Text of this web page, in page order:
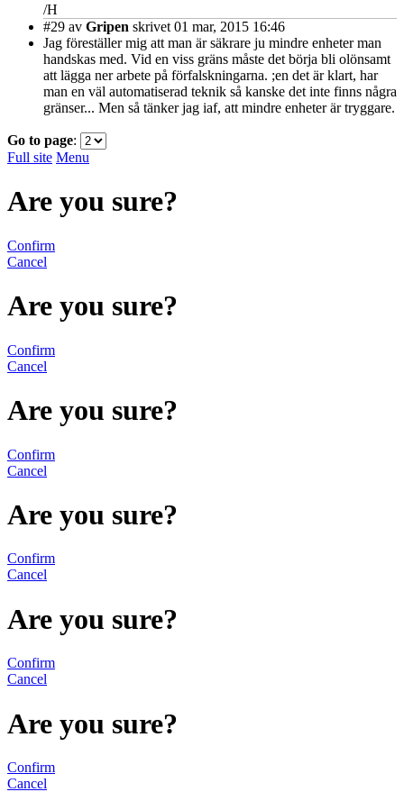
/H
#29 av Gripen skrivet 01 mar, 2015 16:46
Jag föreställer mig att man är säkrare ju mindre enheter man
handskas med. Vid en viss gräns måste det börja bli olönsamt
att lägga ner arbete på förfalskningarna. ;en det är klart, har
man en väl automatiserad teknik så kanske det inte finns några
gränser... Men så tänker jag iaf, att mindre enheter är tryggare.
Go to page:
Full site Menu
Are you sure?
Confirm
Cancel
Are you sure?
Confirm
Cancel
Are you sure?
Confirm
Cancel
Are you sure?
Confirm
Cancel
Are you sure?
Confirm
Cancel
Are you sure?
Confirm
Cancel